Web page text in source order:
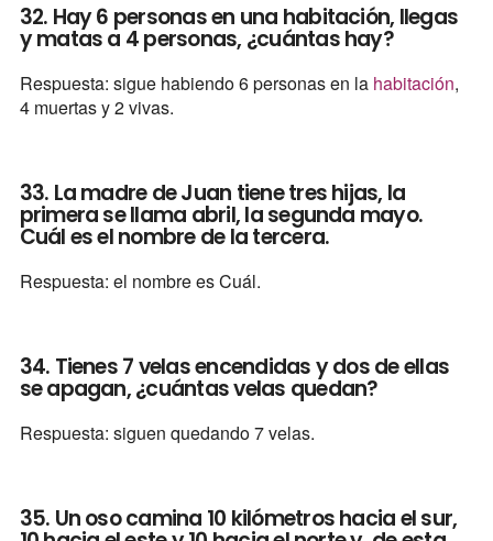
32. Hay 6 personas en una habitación, llegas
y matas a 4 personas, ¿cuántas hay?
Respuesta: sigue habiendo 6 personas en la habitación,
4 muertas y 2 vivas.
33. La madre de Juan tiene tres hijas, la
primera se llama abril, la segunda mayo.
Cuál es el nombre de la tercera.
Respuesta: el nombre es Cuál.
34. Tienes 7 velas encendidas y dos de ellas
se apagan, ¿cuántas velas quedan?
Respuesta: siguen quedando 7 velas.
35. Un oso camina 10 kilómetros hacia el sur,